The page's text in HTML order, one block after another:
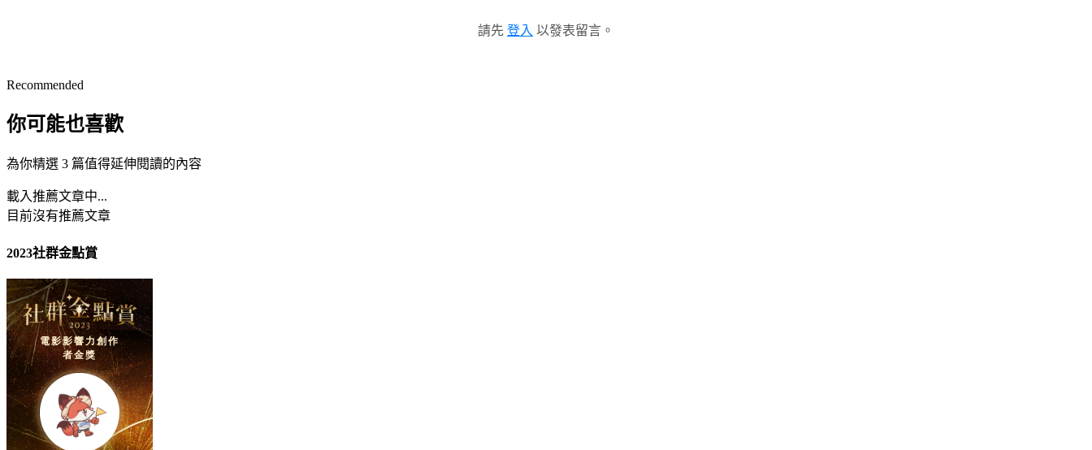
請先 登入 以發表留言。
Recommended
你可能也喜歡
為你精選 3 篇值得延伸閱讀的內容
載入推薦文章中...
目前沒有推薦文章
2023社群金點賞